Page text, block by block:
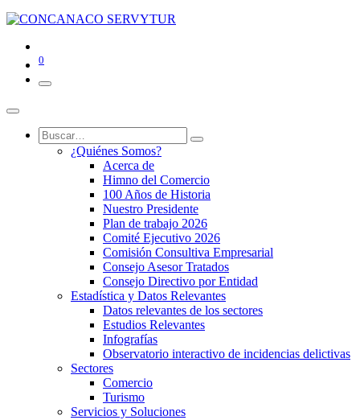
0
¿Quiénes Somos?
Acerca de
Himno del Comercio
100 Años de Historia
Nuestro Presidente
Plan de trabajo 2026
Comité Ejecutivo 2026
Comisión Consultiva Empresarial
Consejo Asesor Tratados
Consejo Directivo por Entidad
Estadística y Datos Relevantes
Datos relevantes de los sectores
Estudios Relevantes
Infografías
Observatorio interactivo de incidencias delictivas
Sectores
Comercio
Turismo
Servicios y Soluciones